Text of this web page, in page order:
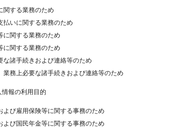
関する業務のため
払いに関する業務のため
に関する業務のため
に関する業務のため
な諸手続きおよび連絡等のため
業務上必要な諸手続きおよび連絡等のため
情報の利用目的
よび雇用保険等に関する事務のため
よび国民年金等に関する事務のため